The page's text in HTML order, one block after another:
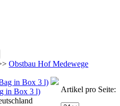
Obstbau Hof Medewege
Artikel pro Seite:
in Box 3 l)